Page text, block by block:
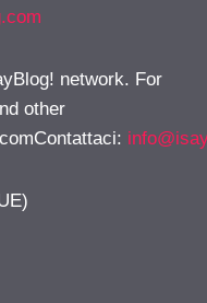
network. For
other
: